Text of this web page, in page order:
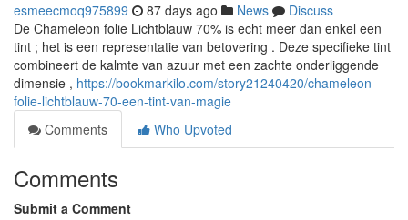
esmeecmoq975899 87 days ago News
Discuss
De Chameleon folie Lichtblauw 70% is echt meer dan enkel een
tint ; het is een representatie van betovering . Deze specifieke tint
combineert de kalmte van azuur met een zachte onderliggende
dimensie , https://bookmarkilo.com/story21240420/chameleon-
folie-lichtblauw-70-een-tint-van-magie
Comments
Who Upvoted
Comments
Submit a Comment